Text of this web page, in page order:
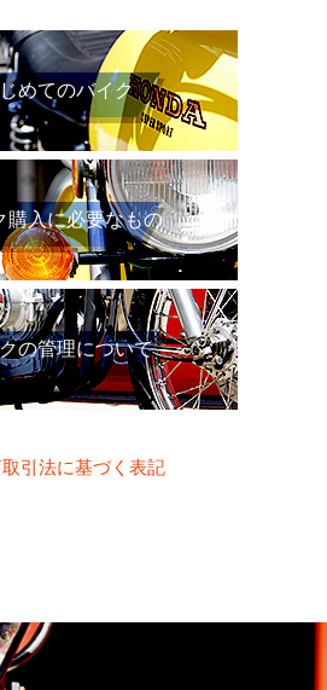
めてのバイク
購入に必要なもの
の管理について
引法に基づく表記